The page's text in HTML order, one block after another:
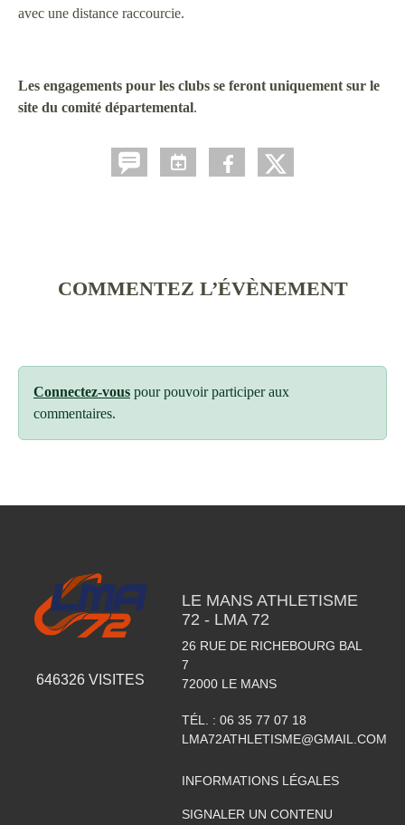
avec une distance raccourcie.
Les engagements pour les clubs se feront uniquement sur le
site du comité départemental.
COMMENTEZ L’ÉVÈNEMENT
Connectez-vous pour pouvoir participer aux
commentaires.
646326 VISITES
LE MANS ATHLETISME
72 - LMA 72
26 RUE DE RICHEBOURG BAL
7
72000 LE MANS
TÉL. : 06 35 77 07 18
LMA72ATHLETISME@GMAIL.COM
INFORMATIONS LÉGALES
SIGNALER UN CONTENU